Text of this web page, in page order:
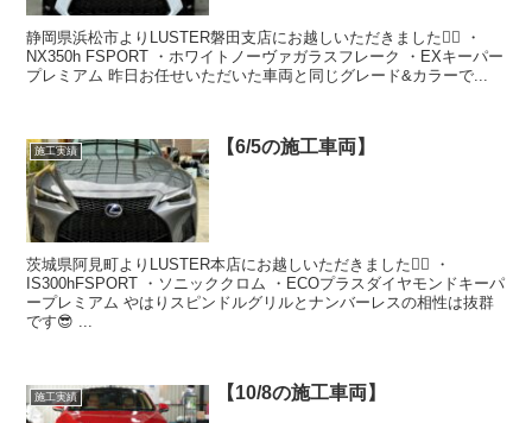
静岡県浜松市よりLUSTER磐田支店にお越しいただきました🙇‍♂️ ・
NX350h FSPORT ・ホワイトノーヴァガラスフレーク ・EXキーパー
プレミアム 昨日お任せいただいた車両と同じグレード&カラーで...
施工実績 【6/5の施工車両】
茨城県阿見町よりLUSTER本店にお越しいただきました🙇‍♂️ ・
IS300hFSPORT ・ソニッククロム ・ECOプラスダイヤモンドキーパ
ープレミアム やはりスピンドルグリルとナンバーレスの相性は抜群
です😎 ...
施工実績 【10/8の施工車両】